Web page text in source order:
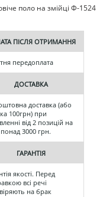
поло на змійці Ф-1524
ПІСЛЯ ОТРИМАННЯ
передоплата
ДОСТАВКА
доставка (або
100грн) при
від 2 позицій на
3000 грн.
ГАРАНТІЯ
якості. Перед
всі речі
на брак